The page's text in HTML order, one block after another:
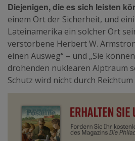
Diejenigen, die es sich leisten
einem Ort der Sicherheit, und
Lateinamerika ein solcher Ort
verstorbene Herbert W.
einen Ausweg“ – und „Sie
drohenden nuklearen Alptraum
Schutz wird nicht durch